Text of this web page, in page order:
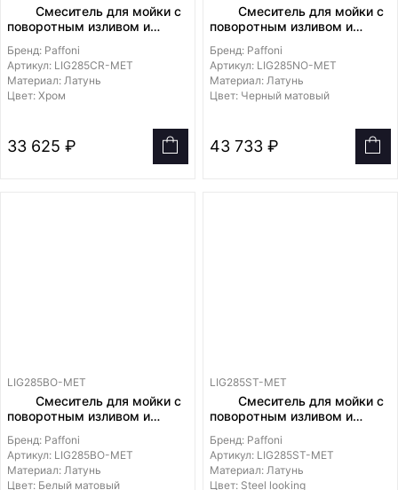
Смеситель для мойки с
поворотным изливом и
струи из металла DUALGET
Бренд: Paffoni
Артикул: LIG285CR-MET
Материал: Латунь
Цвет: Хром
33 625 ₽
Смеситель для мойки с
поворотным изливом и
струи из металла DUALGET
Бренд: Paffoni
Артикул: LIG285NO-MET
Материал: Латунь
Цвет: Черный матовый
43 733 ₽
LIG285BO-MET
Смеситель для мойки с
поворотным изливом и
струи из металла DUALGET
Бренд: Paffoni
Артикул: LIG285BO-MET
Материал: Латунь
Цвет: Белый матовый
LIG285ST-MET
Смеситель для мойки с
поворотным изливом и
струи из металла DUALGET
Бренд: Paffoni
Артикул: LIG285ST-MET
Материал: Латунь
Цвет: Steel looking